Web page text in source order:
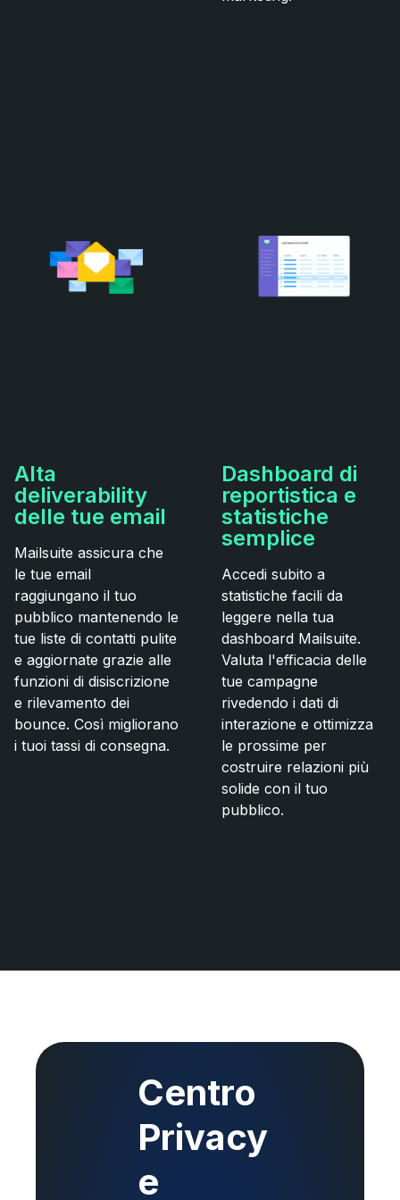
Alta
deliverability
delle tue email
Mailsuite assicura che
le tue email
raggiungano il tuo
pubblico mantenendo le
tue liste di contatti pulite
e aggiornate grazie alle
funzioni di disiscrizione
e rilevamento dei
bounce. Così migliorano
i tuoi tassi di consegna.
Dashboard di
reportistica e
statistiche
semplice
Accedi subito a
statistiche facili da
leggere nella tua
dashboard Mailsuite.
Valuta l'efficacia delle
tue campagne
rivedendo i dati di
interazione e ottimizza
le prossime per
costruire relazioni più
solide con il tuo
pubblico.
Centro
Privacy
e